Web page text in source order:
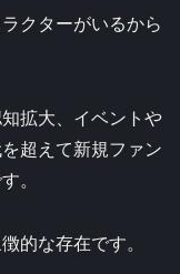
クターがいるから
拡大、イベントや
超えて新規ファン
。
的な存在です。